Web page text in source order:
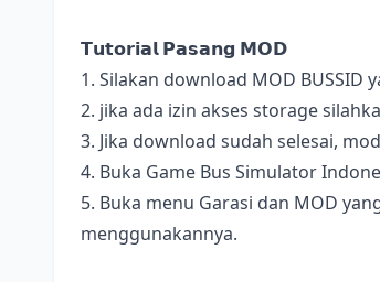
𝗧𝘂𝘁𝗼𝗿𝗶𝗮𝗹 𝗣𝗮𝘀𝗮𝗻𝗴 𝗠𝗢𝗗
1. Silakan download MOD BUSSID
2. jika ada izin akses storage
3. Jika download sudah selesai,
4. Buka Game Bus Simulator
5. Buka menu Garasi dan MOD
menggunakannya.